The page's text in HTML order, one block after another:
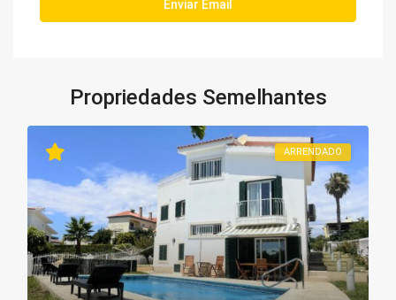
Propriedades Semelhantes
ARRENDADO